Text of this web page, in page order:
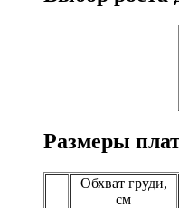
Размеры
Обхват груди,
см